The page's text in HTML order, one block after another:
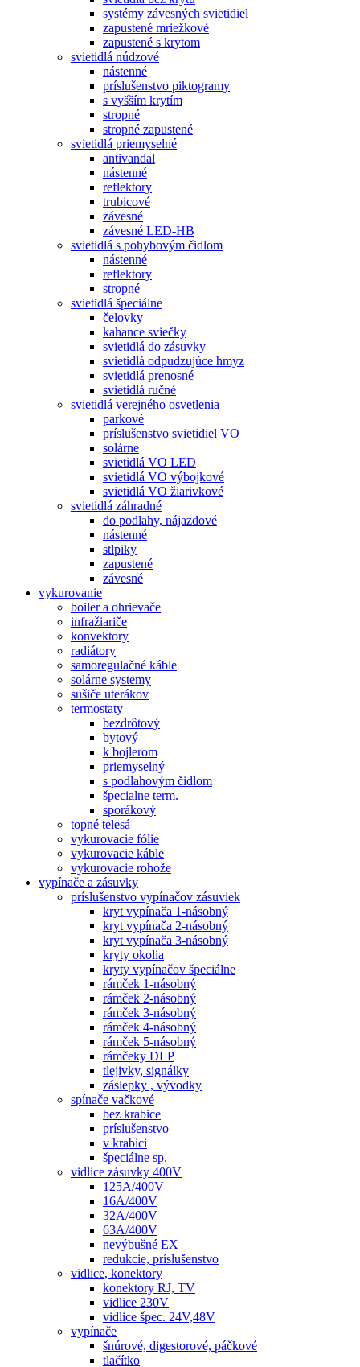
systémy závesných svietidiel
zapustené mriežkové
zapustené s krytom
svietidlá núdzové
nástenné
príslušenstvo piktogramy
s vyšším krytím
stropné
stropné zapustené
svietidlá priemyselné
antivandal
nástenné
reflektory
trubicové
závesné
závesné LED-HB
svietidlá s pohybovým čidlom
nástenné
reflektory
stropné
svietidlá špeciálne
čelovky
kahance sviečky
svietidlá do zásuvky
svietidlá odpudzujúce hmyz
svietidlá prenosné
svietidlá ručné
svietidlá verejného osvetlenia
parkové
príslušenstvo svietidiel VO
solárne
svietidlá VO LED
svietidlá VO výbojkové
svietidlá VO žiarivkové
svietidlá záhradné
do podlahy, nájazdové
nástenné
stlpiky
zapustené
závesné
vykurovanie
boiler a ohrievače
infražiariče
konvektory
radiátory
samoregulačné káble
solárne systemy
sušiče uterákov
termostaty
bezdrôtový
bytový
k bojlerom
priemyselný
s podlahovým čidlom
špecialne term.
sporákový
topné telesá
vykurovacie fólie
vykurovacie káble
vykurovacie rohože
vypínače a zásuvky
príslušenstvo vypínačov zásuviek
kryt vypínača 1-násobný
kryt vypínača 2-násobný
kryt vypínača 3-násobný
kryty okolia
kryty vypínačov špeciálne
rámček 1-násobný
rámček 2-násobný
rámček 3-násobný
rámček 4-násobný
rámček 5-násobný
rámčeky DLP
tlejivky, signálky
záslepky , vývodky
spínače vačkové
bez krabice
príslušenstvo
v krabici
špeciálne sp.
vidlice zásuvky 400V
125A/400V
16A/400V
32A/400V
63A/400V
nevýbušné EX
redukcie, príslušenstvo
vidlice, konektory
konektory RJ, TV
vidlice 230V
vidlice špec. 24V,48V
vypínače
šnúrové, digestorové, páčkové
tlačítko